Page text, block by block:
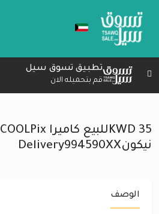
تطبيق تسوق سيل
قم بتحميله الان
35 KWDللبيع كاميرا COOLPix
نيكونDelivery994590XX
الوصف